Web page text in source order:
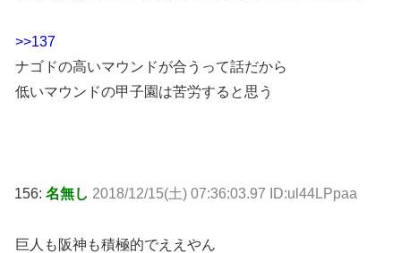
>>137
ナゴドの高いマウンドが合うって話だから
低いマウンドの甲子園は苦労すると思う
156: 名無し 2018/12/15(土) 07:36:03.97 ID:ul44LPpaa
巨人も阪神も積極的でええやん